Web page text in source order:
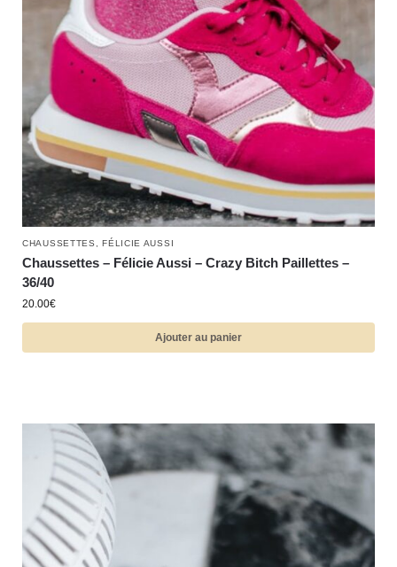
CHAUSSETTES ,FÉLICIE AUSSI
Chaussettes – Félicie Aussi – Crazy Bitch Paillettes –
36/40
20.00€
Ajouter au panier